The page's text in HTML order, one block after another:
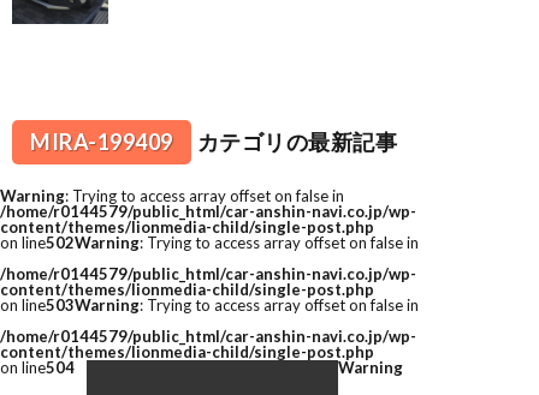
MIRA-199409 カテゴリの最新記事
Warning: Trying to access array offset on false in
/home/r0144579/public_html/car-anshin-navi.co.jp/wp-
content/themes/lionmedia-child/single-post.php
on line502Warning: Trying to access array offset on false in
/home/r0144579/public_html/car-anshin-navi.co.jp/wp-
content/themes/lionmedia-child/single-post.php
on line503Warning: Trying to access array offset on false in
/home/r0144579/public_html/car-anshin-navi.co.jp/wp-
content/themes/lionmedia-child/single-post.php
on line504 Warning